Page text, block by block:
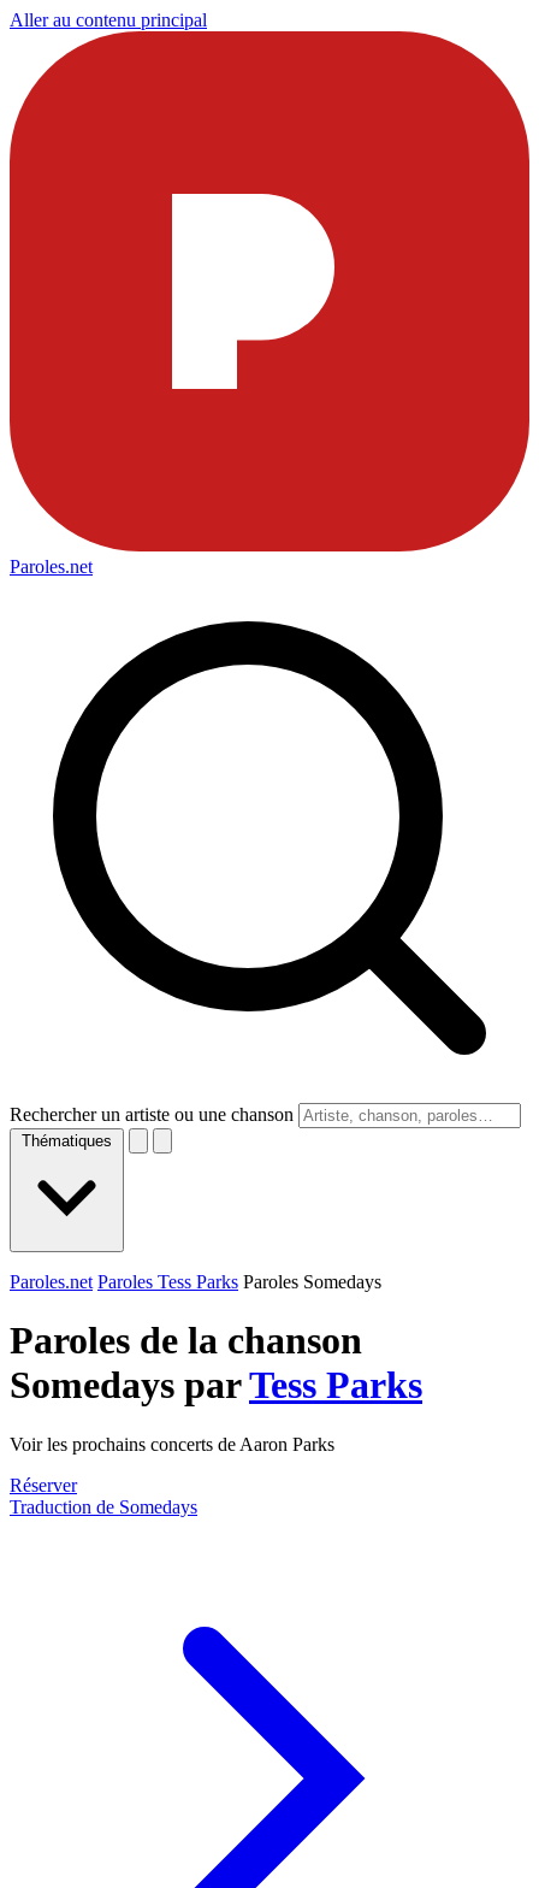
Aller au contenu principal
Paroles.net
Rechercher un artiste ou une chanson
Thématiques
Paroles.net Paroles Tess Parks Paroles Somedays
Paroles de la chanson
Somedays parTess Parks
Voir les prochains concerts de Aaron Parks
Réserver
Traduction de Somedays